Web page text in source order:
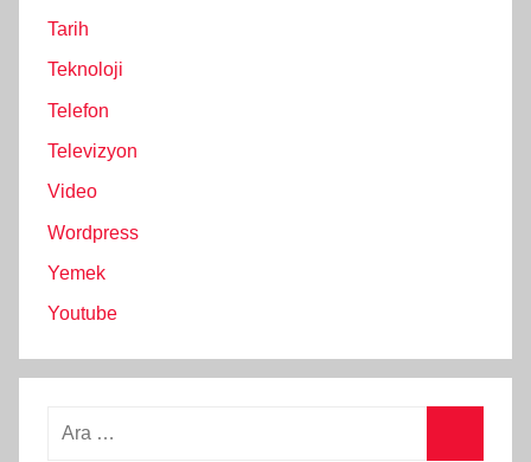
Tarih
Teknoloji
Telefon
Televizyon
Video
Wordpress
Yemek
Youtube
Arama: